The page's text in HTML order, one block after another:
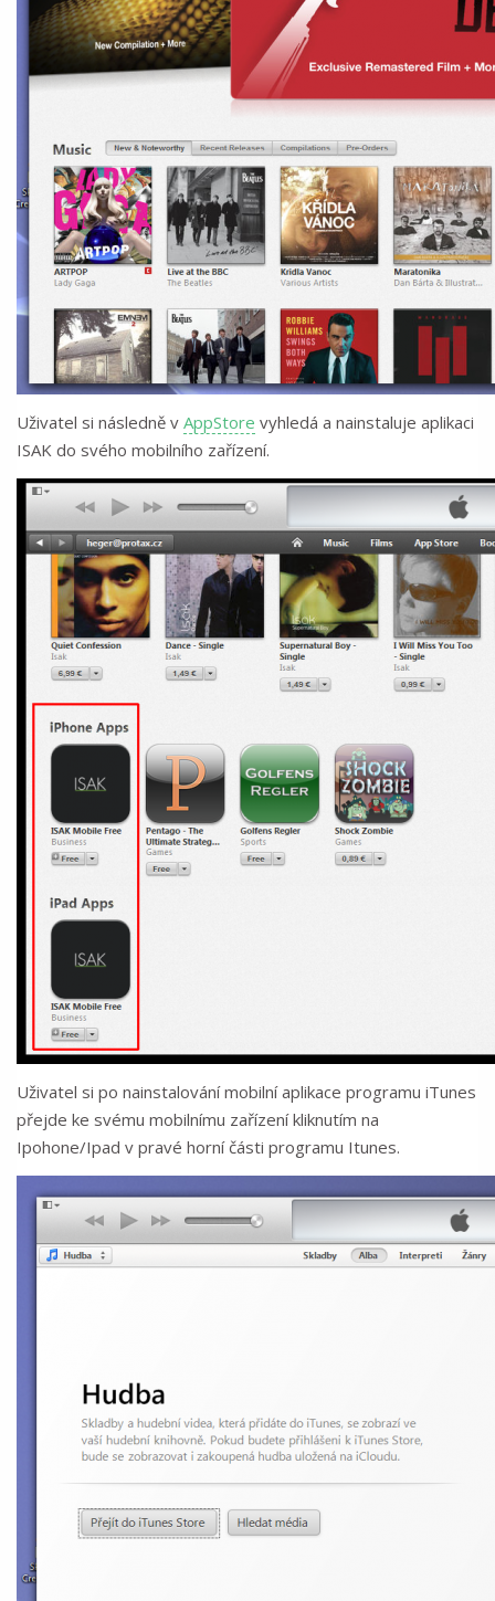
Uživatel si následně v AppStore vyhledá a nainstaluje aplikaci
ISAK do svého mobilního zařízení.
Uživatel si po nainstalování mobilní aplikace programu iTunes
přejde ke svému mobilnímu zařízení kliknutím na
Ipohone/Ipad v pravé horní části programu Itunes.